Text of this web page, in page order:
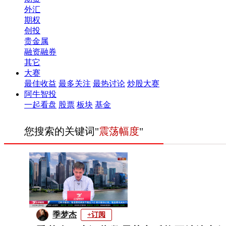
外汇
期权
创投
贵金属
融资融券
其它
大赛
最佳收益 最多关注 最热讨论 炒股大赛
阿牛智投
一起看盘 股票 板块 基金
您搜索的关键词"震荡幅度"
季梦杰 +订阅